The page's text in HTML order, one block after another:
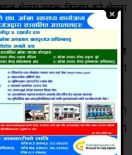
क्षेत्रमा सडक विस्तार हुने क्षेत्रमा
काम सुरु भएको छ ।
गर्ने काम पनि सञ्चालन भइरहेको छ
मजदुरसँगै २१३ औजार उपकरण
जनाएको छ ।
नारायणगढ बुटवल सडकको
हुँदा पार गर्न तीन घण्टाभन्दा